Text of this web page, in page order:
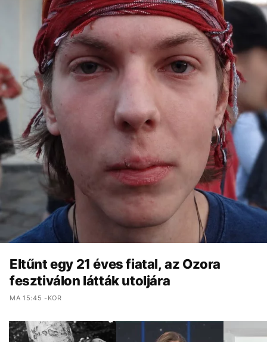
Eltűnt egy 21 éves fiatal, az Ozora
fesztiválon látták utoljára
MA 15:45 -KOR